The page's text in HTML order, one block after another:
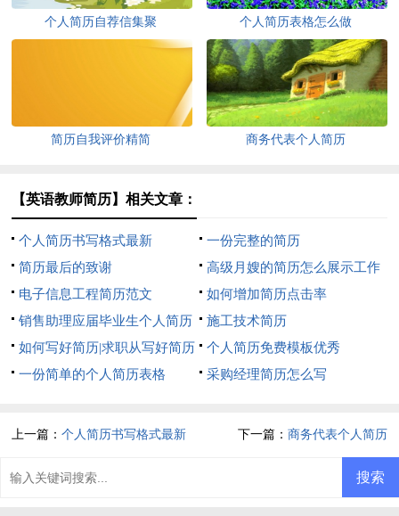
个人简历自荐信集聚 个人简历表格怎么做
简历自我评价精简 商务代表个人简历
【英语教师简历】相关文章：
个人简历书写格式最新
一份完整的简历
简历最后的致谢
高级月嫂的简历怎么展示工作
经验
电子信息工程简历范文
如何增加简历点击率
销售助理应届毕业生个人简历
施工技术简历
如何写好简历|求职从写好简历
开始
个人简历免费模板优秀
一份简单的个人简历表格
采购经理简历怎么写
上一篇：个人简历书写格式最新 下一篇： 商务代表个人简历